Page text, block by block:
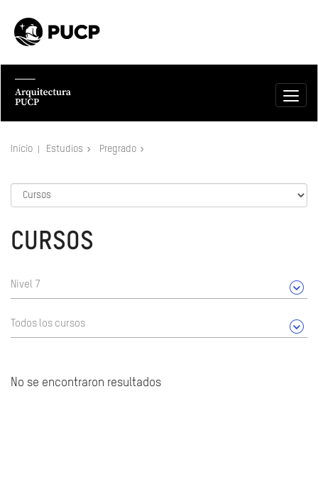
Inicio Estudios Pregrado
CURSOS
Nivel 7
Todos los cursos
No se encontraron resultados